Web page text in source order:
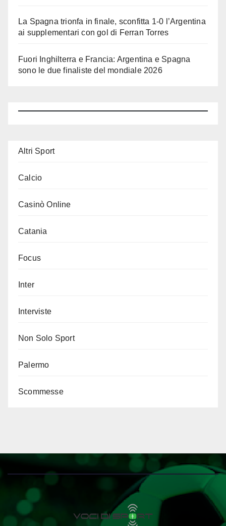
La Spagna trionfa in finale, sconfitta 1-0 l’Argentina
ai supplementari con gol di Ferran Torres
Fuori Inghilterra e Francia: Argentina e Spagna
sono le due finaliste del mondiale 2026
Altri Sport
Calcio
Casinò Online
Catania
Focus
Inter
Interviste
Non Solo Sport
Palermo
Scommesse